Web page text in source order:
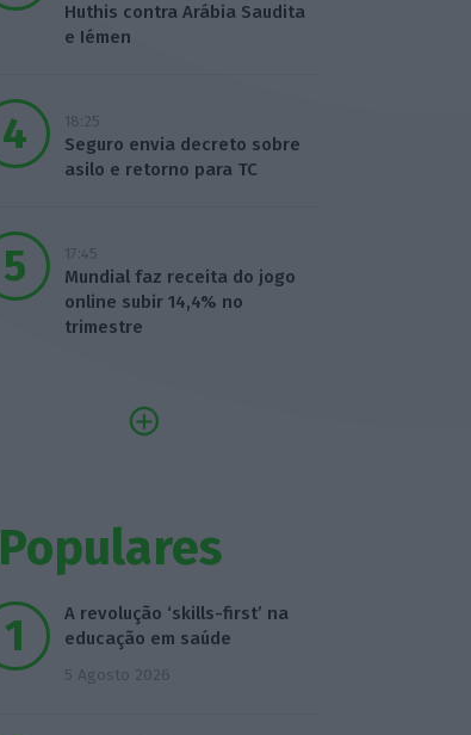
Huthis contra Arábia Saudita
e Iémen
18:25
Seguro envia decreto sobre
asilo e retorno para TC
17:45
Mundial faz receita do jogo
online subir 14,4% no
trimestre
Populares
A revolução ‘skills-first’ na
educação em saúde
5 Agosto 2026